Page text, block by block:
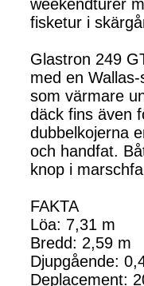
weekendturer
fisketur i
Glastron 249
med en
som värmare
däck fins även
dubbelkojerna
och handfat.
knop i
FAKTA
Löa: 7,31 m
Bredd: 2,59 m
Djupgående:
Deplacement: